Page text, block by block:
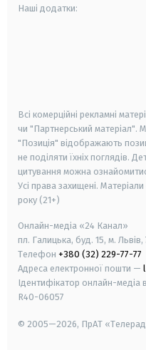
Наші додатки:
Всі комерційні рекламні
чи "Партнерський матеріал".
"Позиція" відображають
не поділяти їхніх поглядів.
цитування можна
Усі права захищені. Матеріали
року (21+)
Онлайн-медіа «24 Канал»
пл. Галицька, буд. 15, м.
Телефон +380 (32) 229-77-77
Адреса електронної пошти —
Ідентифікатор онлайн-медіа
R40-06057
© 2005—2026, ПрАТ